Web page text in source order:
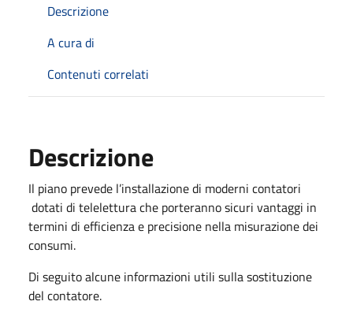
Descrizione
A cura di
Contenuti correlati
Descrizione
Il piano prevede l’installazione di moderni contatori
dotati di telelettura che porteranno sicuri vantaggi in
termini di efficienza e precisione nella misurazione dei
consumi.
Di seguito alcune informazioni utili sulla sostituzione
del contatore.